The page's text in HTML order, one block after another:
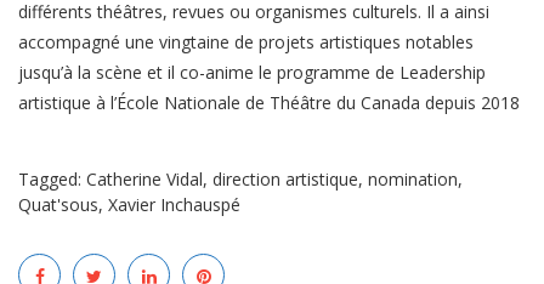
différents théâtres, revues ou organismes culturels. Il a ainsi
accompagné une vingtaine de projets artistiques notables
jusqu’à la scène et il co-anime le programme de Leadership
artistique à l’École Nationale de Théâtre du Canada depuis 2018
Tagged: Catherine Vidal, direction artistique, nomination,
Quat'sous, Xavier Inchauspé